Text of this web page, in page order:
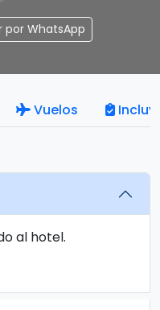
por WhatsApp
Vuelos
al hotel.